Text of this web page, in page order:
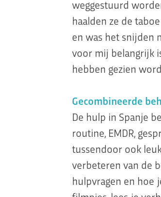
weggestuurd
haalden ze de
en was het snijden
voor mij belangrijk
hebben gezien
Gecombineerde
De hulp in Spanje
routine, EMDR,
tussendoor ook
verbeteren van de
hulpvragen en hoe